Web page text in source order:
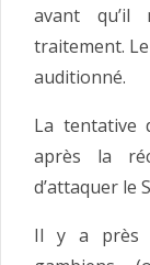
avant
traitement.
auditionné.
La tentative
après la
d’attaquer le
Il y a près